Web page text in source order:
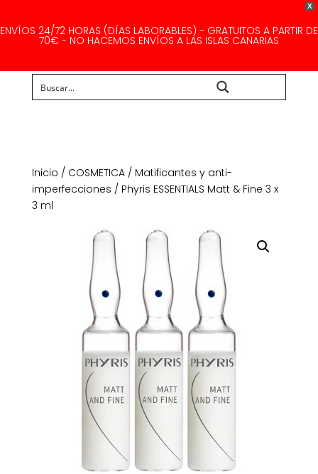
X
ENVÍOS 24/72 HORAS (DÍAS LABORABLES) - GRATUITOS A PARTIR DE
70€ - NO HACEMOS ENVÍOS A LAS ISLAS CANARIAS
Inicio / COSMETICA/ Matificantes y anti-
imperfecciones / Phyris ESSENTIALS Matt & Fine 3 x
3 ml